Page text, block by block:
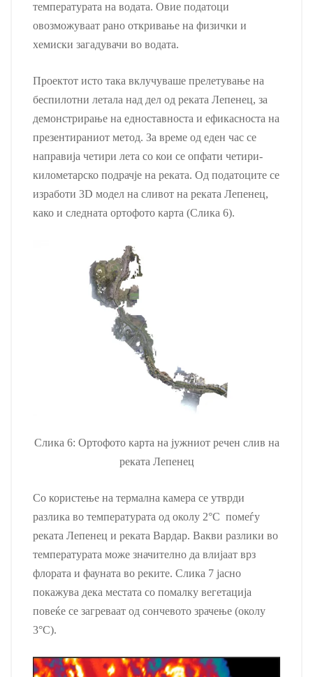
температурата на водата. Овие податоци
овозможуваат рано откривање на физички и
хемиски загадувачи во водата.
Проектот исто така вклучуваше прелетување на
беспилотни летала над дел од реката Лепенец, за
демонстрирање на едноставноста и ефикасноста на
презентираниот метод. За време од еден час се
направија четири лета со кои се опфати четири-
километарско подрачје на реката. Од податоците се
изработи 3D модел на сливот на реката Лепенец,
како и следната ортофото карта (Слика 6).
Слика 6: Ортофото карта на јужниот речен слив на
реката Лепенец
Со користење на термална камера се утврди
разлика во температурата од околу 2°C помеѓу
реката Лепенец и реката Вардар. Вакви разлики во
температурата може значително да влијаат врз
флората и фауната во реките. Слика 7 јасно
покажува дека местата со помалку вегетација
повеќе се загреваат од сончевото зрачење (околу
3°C).